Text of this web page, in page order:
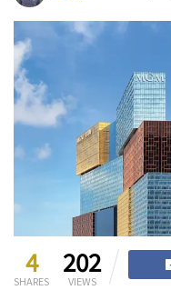
4
SHARES
202
VIEWS